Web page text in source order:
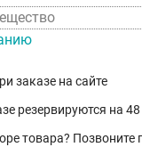
заказе на сайте
резервируются на
товара? Позвоните